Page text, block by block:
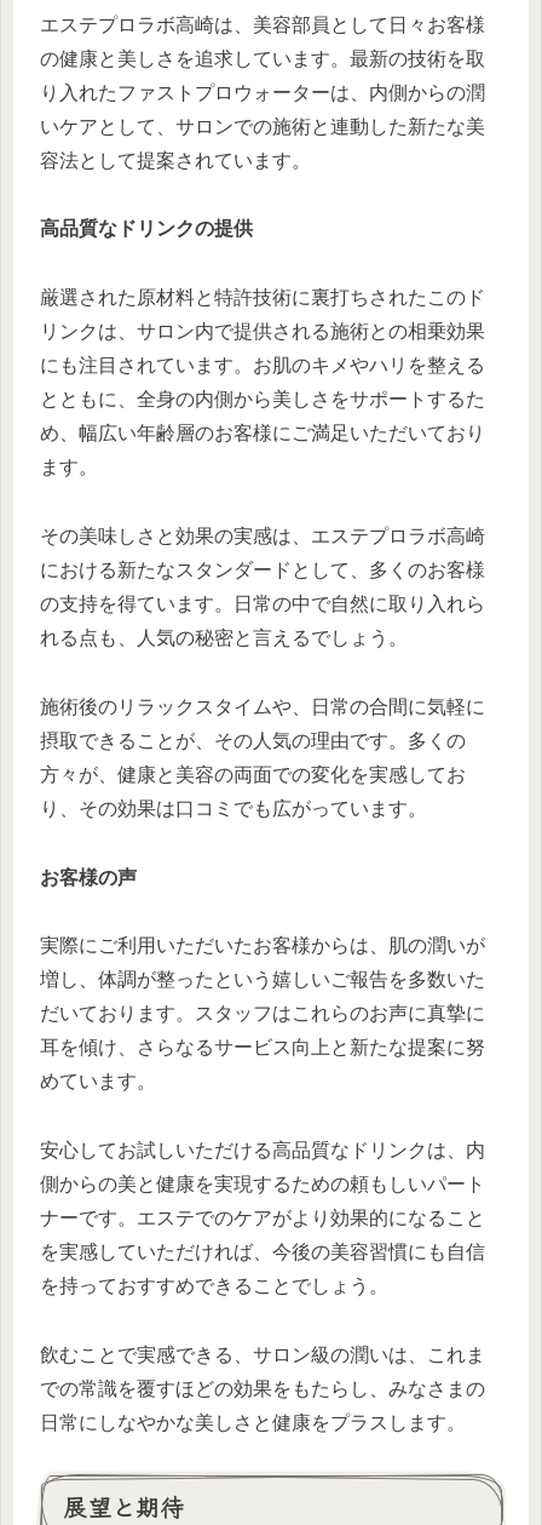
エステプロラボ高崎は、美容部員として日々お客様
の健康と美しさを追求しています。最新の技術を取
り入れたファストプロウォーターは、内側からの潤
いケアとして、サロンでの施術と連動した新たな美
容法として提案されています。
高品質なドリンクの提供
厳選された原材料と特許技術に裏打ちされたこのド
リンクは、サロン内で提供される施術との相乗効果
にも注目されています。お肌のキメやハリを整える
とともに、全身の内側から美しさをサポートするた
め、幅広い年齢層のお客様にご満足いただいており
ます。
その美味しさと効果の実感は、エステプロラボ高崎
における新たなスタンダードとして、多くのお客様
の支持を得ています。日常の中で自然に取り入れら
れる点も、人気の秘密と言えるでしょう。
施術後のリラックスタイムや、日常の合間に気軽に
摂取できることが、その人気の理由です。多くの
方々が、健康と美容の両面での変化を実感してお
り、その効果は口コミでも広がっています。
お客様の声
実際にご利用いただいたお客様からは、肌の潤いが
増し、体調が整ったという嬉しいご報告を多数いた
だいております。スタッフはこれらのお声に真摯に
耳を傾け、さらなるサービス向上と新たな提案に努
めています。
安心してお試しいただける高品質なドリンクは、内
側からの美と健康を実現するための頼もしいパート
ナーです。エステでのケアがより効果的になること
を実感していただければ、今後の美容習慣にも自信
を持っておすすめできることでしょう。
飲むことで実感できる、サロン級の潤いは、これま
での常識を覆すほどの効果をもたらし、みなさまの
日常にしなやかな美しさと健康をプラスします。
展望と期待